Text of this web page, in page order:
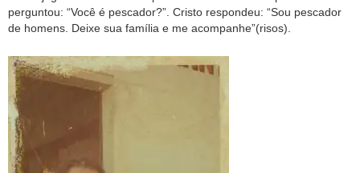
perguntou: “Você é pescador?”. Cristo respondeu: “Sou pescador
de homens. Deixe sua família e me acompanhe”(risos).